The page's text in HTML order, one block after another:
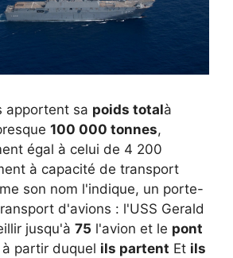
apportent sa poids totalà
100 000 tonnes,
égal à celui de 4 200
à capacité de transport
son nom l'indique, un porte-
d'avions : l'USS Gerald
jusqu'à 75 l'avion et le pont
partir duquel ils partent Et ils